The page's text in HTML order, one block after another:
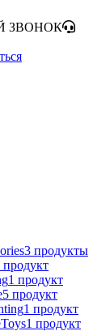
ЗВОНОК
3 продукты
продукт
1 продукт
5 продукт
1 продукт
Toys1 продукт